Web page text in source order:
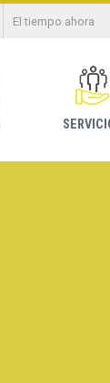
El tiempo ahora